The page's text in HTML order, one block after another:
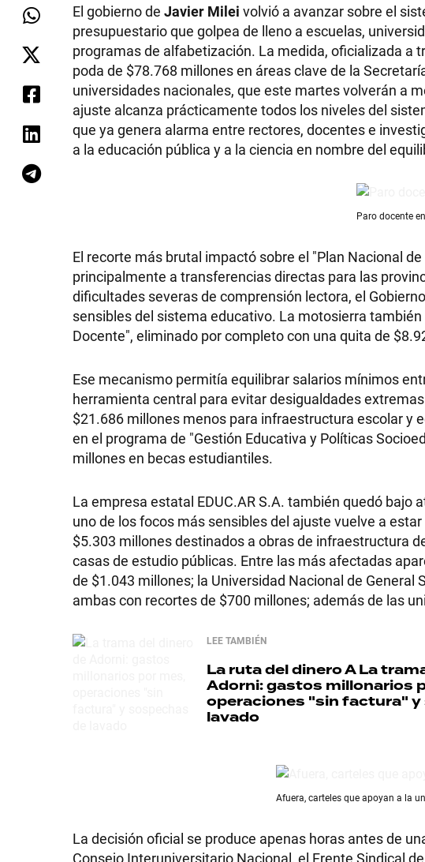
El gobierno de Javier Milei volvió a avanzar sobre el
presupuestario que golpea de lleno a escuelas,
programas de alfabetización. La medida, oficializada a
poda de $78.768 millones en áreas clave de la
universidades nacionales, que este martes volverán a
ajuste alcanza prácticamente todos los niveles del
que ya genera alarma entre rectores, docentes e
a la educación pública y a la ciencia en nombre del
Paro docente
El recorte más brutal impactó sobre el "Plan Nacional
principalmente a transferencias directas para las
dificultades severas de comprensión lectora, el
sensibles del sistema educativo. La motosierra
Docente", eliminado por completo con una quita de
Ese mecanismo permitía equilibrar salarios mínimos
herramienta central para evitar desigualdades
$21.686 millones menos para infraestructura escolar y
en el programa de "Gestión Educativa y Políticas
millones en becas estudiantiles.
La empresa estatal EDUC.AR S.A. también quedó
uno de los focos más sensibles del ajuste vuelve a
$5.303 millones destinados a obras de infraestructura
casas de estudio públicas. Entre las más afectadas
de $1.043 millones; la Universidad Nacional de
ambas con recortes de $700 millones; además de las
LEE TAMBIÉN
La ruta del dinero ALa
Adorni: gastos millonarios
operaciones "sin factura" y
lavado
Afuera, carteles que apoyan a la
La decisión oficial se produce apenas horas antes de
Consejo Interuniversitario Nacional, el Frente Sindical
SHOW
POLÍTICA
ACTUALIDAD
POLICIALES
ECONOMÍA